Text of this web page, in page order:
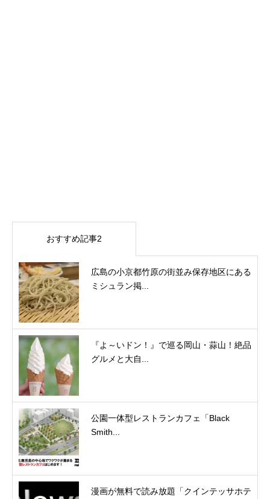
おすすめ記事2
広島の小京都竹原の街並み保存地区にある
ミシュラン掲...
『よ～いドン！』で巡る岡山・蒜山！絶品
グルメと大自...
公園一体型レストランカフェ「Black
Smith...
漫画が無料で読み放題「クインテッサホテ